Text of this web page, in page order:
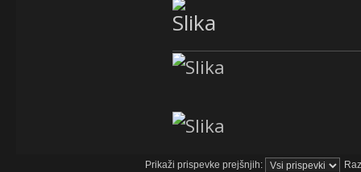
Prikaži prispevke prejšnjih: